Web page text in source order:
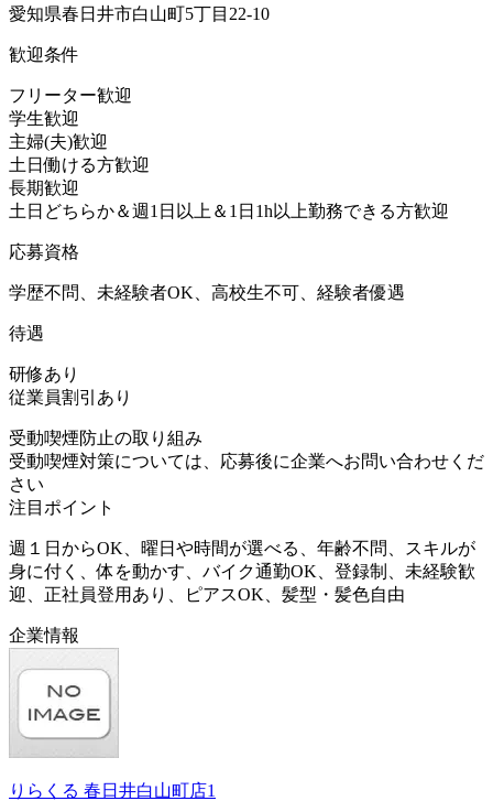
愛知県春日井市白山町5丁目22-10
歓迎条件
フリーター歓迎
学生歓迎
主婦(夫)歓迎
土日働ける方歓迎
長期歓迎
土日どちらか＆週1日以上＆1日1h以上勤務できる方歓迎
応募資格
学歴不問、未経験者OK、高校生不可、経験者優遇
待遇
研修あり
従業員割引あり
受動喫煙防止の取り組み
受動喫煙対策については、応募後に企業へお問い合わせくだ
さい
注目ポイント
週１日からOK、曜日や時間が選べる、年齢不問、スキルが
身に付く、体を動かす、バイク通勤OK、登録制、未経験歓
迎、正社員登用あり、ピアスOK、髪型・髪色自由
企業情報
りらくる 春日井白山町店1